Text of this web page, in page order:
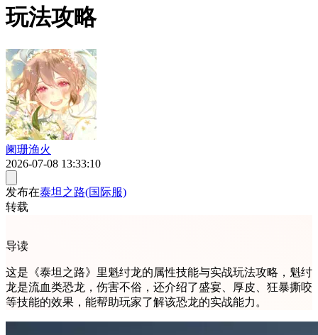
玩法攻略
阑珊渔火
2026-07-08 13:33:10
发布在泰坦之路(国际服)
转载
导读
这是《泰坦之路》里魁纣龙的属性技能与实战玩法攻略，魁纣
龙是流血类恐龙，伤害不俗，还介绍了盛宴、厚皮、狂暴撕咬
等技能的效果，能帮助玩家了解该恐龙的实战能力。